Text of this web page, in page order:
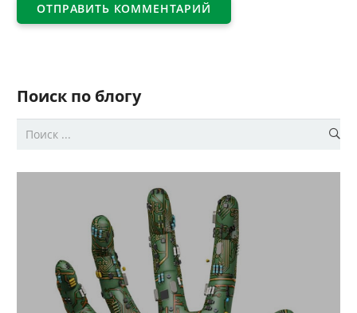
ОТПРАВИТЬ КОММЕНТАРИЙ
Поиск по блогу